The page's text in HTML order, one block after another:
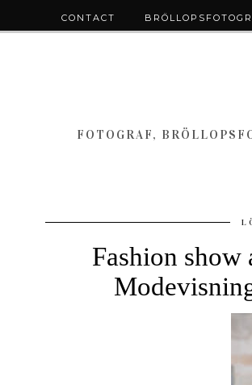
FOTOGRAF,
Fashion show
CONTACT